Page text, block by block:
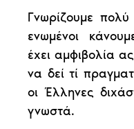
Γνωρίζουμε
ενωμένοι
έχει αμφιβολία
να δεί τί
οι Έλληνες
γνωστά.